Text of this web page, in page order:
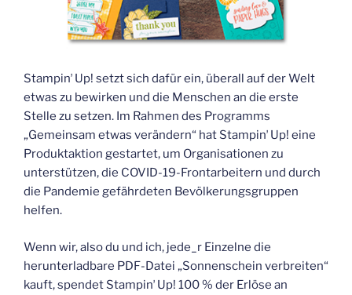
Stampinʼ Up! setzt sich dafür ein, überall auf der Welt
etwas zu bewirken und die Menschen an die erste
Stelle zu setzen. Im Rahmen des Programms
„Gemeinsam etwas verändern“ hat Stampinʼ Up! eine
Produktaktion gestartet, um Organisationen zu
unterstützen, die COVID-19-Frontarbeitern und durch
die Pandemie gefährdeten Bevölkerungsgruppen
helfen.
Wenn wir, also du und ich, jede_r Einzelne die
herunterladbare PDF-Datei „Sonnenschein verbreiten“
kauft, spendet Stampinʼ Up! 100 % der Erlöse an